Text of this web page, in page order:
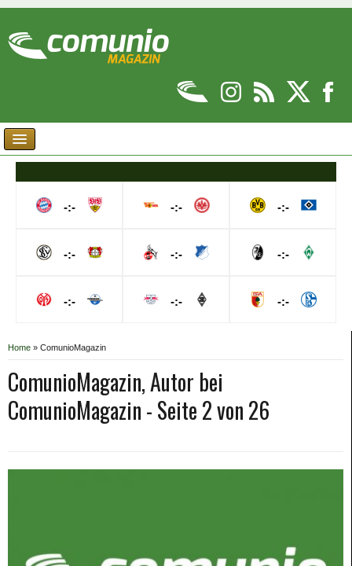
-:-
-:-
-:-
-:-
-:-
-:-
-:-
-:-
-:-
Home » ComunioMagazin
ComunioMagazin, Autor bei
ComunioMagazin - Seite 2 von 26